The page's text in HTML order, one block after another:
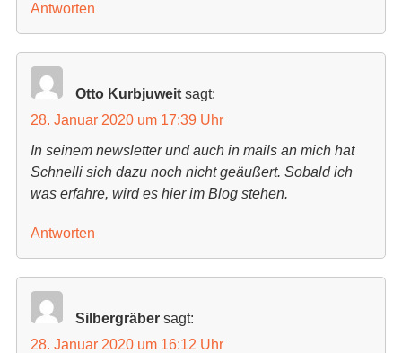
Antworten
Otto Kurbjuweit sagt:
28. Januar 2020 um 17:39 Uhr
In seinem newsletter und auch in mails an mich hat
Schnelli sich dazu noch nicht geäußert. Sobald ich
was erfahre, wird es hier im Blog stehen.
Antworten
Silbergräber sagt:
28. Januar 2020 um 16:12 Uhr